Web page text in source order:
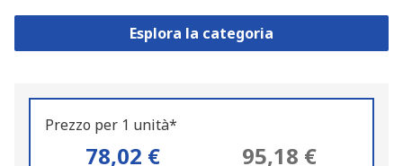
Esplora la categoria
Prezzo per 1 unità*
78,02 € 95,18 €